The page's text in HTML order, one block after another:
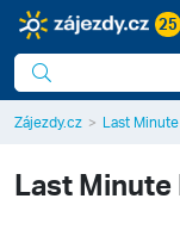
25
Zájezdy.cz Last Minute
Last Minute